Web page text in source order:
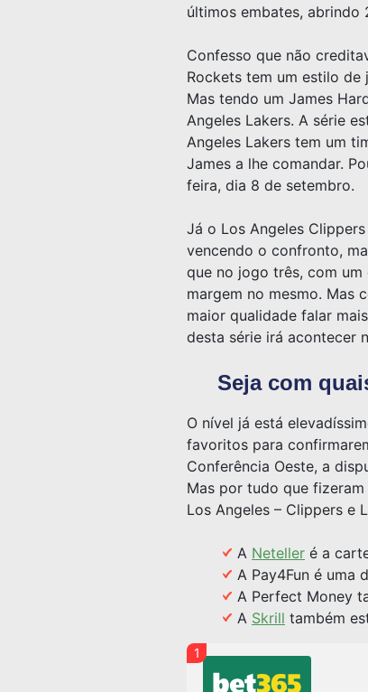
últimos embates, abrindo
Confesso que não
Rockets tem um estilo
Mas tendo um James
Angeles Lakers. A série
Angeles Lakers tem um
James a lhe comandar.
feira, dia 8 de setembro.
Já o Los Angeles
vencendo o confronto,
que no jogo três, com
margem no mesmo. Mas
maior qualidade falar
desta série irá acontecer
Seja com
O nível já está
favoritos para
Conferência Oeste, a
Mas por tudo que
Los Angeles – Clippers e
A Neteller é a
A Pay4Fun é uma
A Perfect Money
A Skrill também
1